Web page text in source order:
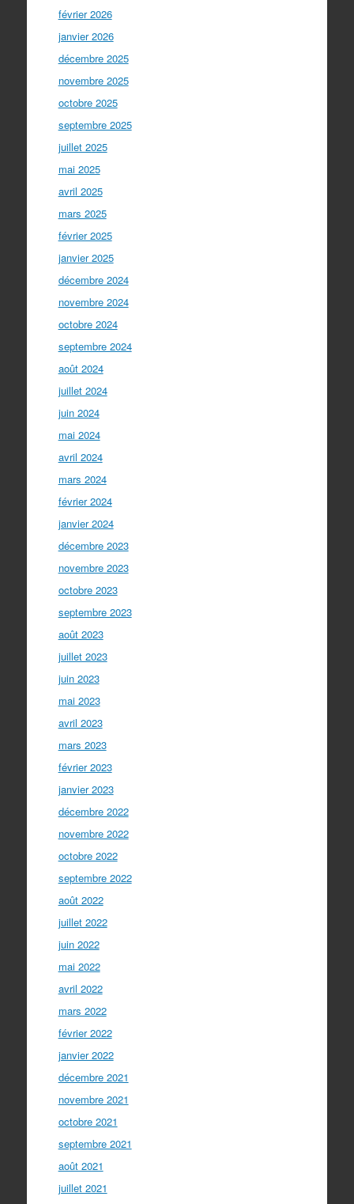
février 2026
janvier 2026
décembre 2025
novembre 2025
octobre 2025
septembre 2025
juillet 2025
mai 2025
avril 2025
mars 2025
février 2025
janvier 2025
décembre 2024
novembre 2024
octobre 2024
septembre 2024
août 2024
juillet 2024
juin 2024
mai 2024
avril 2024
mars 2024
février 2024
janvier 2024
décembre 2023
novembre 2023
octobre 2023
septembre 2023
août 2023
juillet 2023
juin 2023
mai 2023
avril 2023
mars 2023
février 2023
janvier 2023
décembre 2022
novembre 2022
octobre 2022
septembre 2022
août 2022
juillet 2022
juin 2022
mai 2022
avril 2022
mars 2022
février 2022
janvier 2022
décembre 2021
novembre 2021
octobre 2021
septembre 2021
août 2021
juillet 2021